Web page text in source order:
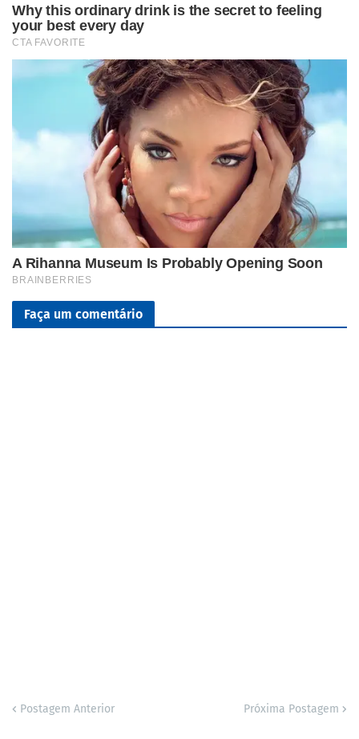
Faça um comentário
Postagem Anterior Próxima Postagem